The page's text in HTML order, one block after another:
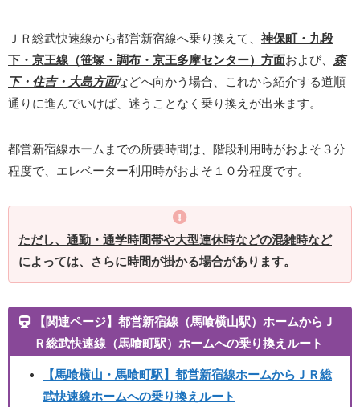
ＪＲ総武快速線から都営新宿線へ乗り換えて、 神保町・九段
下・京王線（笹塚・調布・京王多摩センター）方面および、
森
下・住吉・大島方面などへ向かう場合、これから紹介する道順
通りに進んでいけば、迷うことなく乗り換えが出来ます。
都営新宿線ホームまでの所要時間は、階段利用時がおよそ３分
程度で、エレベーター利用時がおよそ１０分程度です。
ただし、通勤・通学時間帯や大型連休時などの混雑時など
によっては、さらに時間が掛かる場合があります。
【関連ページ】都営新宿線（馬喰横山駅）ホームからＪ
Ｒ総武快速線（馬喰町駅）ホームへの乗り換えルート
【馬喰横山・馬喰町駅】都営新宿線ホームからＪＲ総
武快速線ホームへの乗り換えルート